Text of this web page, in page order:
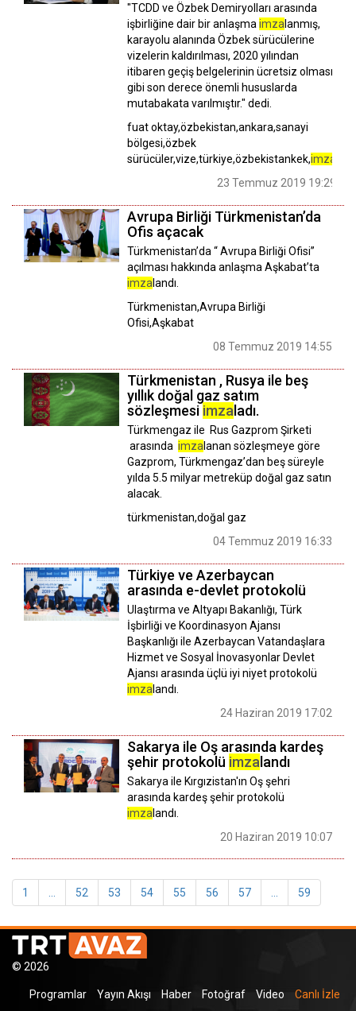
"TCDD ve Özbek Demiryolları arasında
işbirliğine dair bir anlaşma imza lanmış,
karayolu alanında Özbek sürücülerine
vizelerin kaldırılması, 2020 yılından
itibaren geçiş belgelerinin ücretsiz olması
gibi son derece önemli hususlarda
mutabakata varılmıştır." dedi.
fuat oktay,özbekistan,ankara,sanayi
bölgesi,özbek
sürücüler,vize,türkiye,özbekistankek,imza
23 Temmuz 2019 19:29
Avrupa Birliği Türkmenistan’da
Ofis açacak
Türkmenistan’da “ Avrupa Birliği Ofisi”
açılması hakkında anlaşma Aşkabat’ta
imza landı.
Türkmenistan,Avrupa Birliği
Ofisi,Aşkabat
08 Temmuz 2019 14:55
Türkmenistan , Rusya ile beş
yıllık doğal gaz satım
sözleşmesi imzaladı.
Türkmengaz ile Rus Gazprom Şirketi
arasında imza lanan sözleşmeye göre
Gazprom, Türkmengaz’dan beş süreyle
yılda 5.5 milyar metreküp doğal gaz satın
alacak.
türkmenistan,doğal gaz
04 Temmuz 2019 16:33
Türkiye ve Azerbaycan
arasında e-devlet protokolü
Ulaştırma ve Altyapı Bakanlığı, Türk
İşbirliği ve Koordinasyon Ajansı
Başkanlığı ile Azerbaycan Vatandaşlara
Hizmet ve Sosyal İnovasyonlar Devlet
Ajansı arasında üçlü iyi niyet protokolü
imza landı.
24 Haziran 2019 17:02
Sakarya ile Oş arasında kardeş
şehir protokolü imzalandı
Sakarya ile Kırgızistan'ın Oş şehri
arasında kardeş şehir protokolü
imza landı.
20 Haziran 2019 10:07
1 52 53 54 55 56 57 59
© 2026
Programlar Yayın Akışı Haber Fotoğraf Video Canlı İzle